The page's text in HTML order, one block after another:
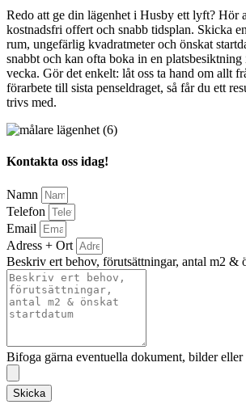
Redo att ge din lägenhet i Husby ett lyft? Hör
kostnadsfri offert och snabb tidsplan. Skicka
rum, ungefärlig kvadratmeter och önskat
snabbt och kan ofta boka in en
vecka. Gör det enkelt: låt oss ta hand om allt
förarbete till sista penseldraget, så får du ett
trivs med.
Kontakta oss idag!
Namn
Telefon
Email
Adress + Ort
Beskriv ert behov, förutsättningar, antal m2 &
Bifoga gärna eventuella dokument, bilder
Skicka